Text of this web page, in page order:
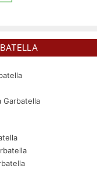
Garbatella